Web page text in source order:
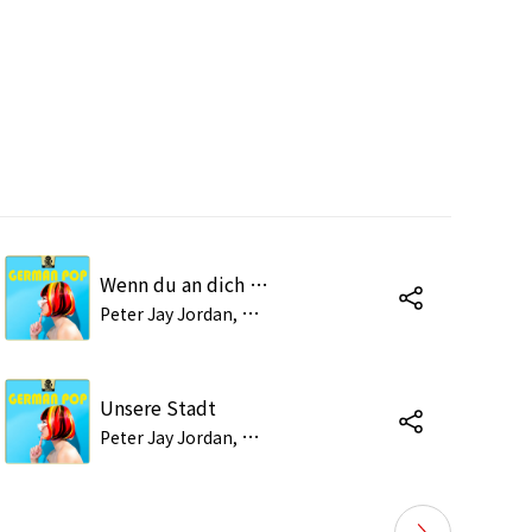
Wenn du an dich glaubst (feat. Jana Meyerdierks)
P
eter Jay Jordan, Marc Steinmeier
Unsere Stadt
P
eter Jay Jordan, Marc Steinmeier